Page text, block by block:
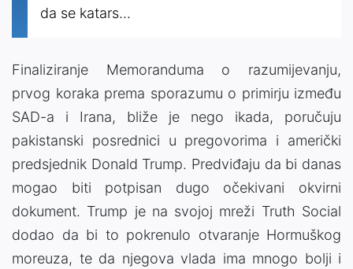
da se katars...
Finaliziranje Memoranduma o razumijevanju,
prvog koraka prema sporazumu o primirju između
SAD-a i Irana, bliže je nego ikada, poručuju
pakistanski posrednici u pregovorima i američki
predsjednik Donald Trump. Predviđaju da bi danas
mogao biti potpisan dugo očekivani okvirni
dokument. Trump je na svojoj mreži Truth Social
dodao da bi to pokrenulo otvaranje Hormuškog
moreuza, te da njegova vlada ima mnogo bolji i